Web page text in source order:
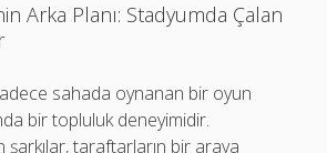
Arka Planı: Stadyumda Çalan
sahada oynanan bir oyun
bir topluluk deneyimidir.
şarkılar, taraftarların bir araya